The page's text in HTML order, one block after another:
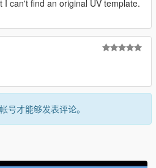
I can't find an original UV template.
号才能够发表评论。